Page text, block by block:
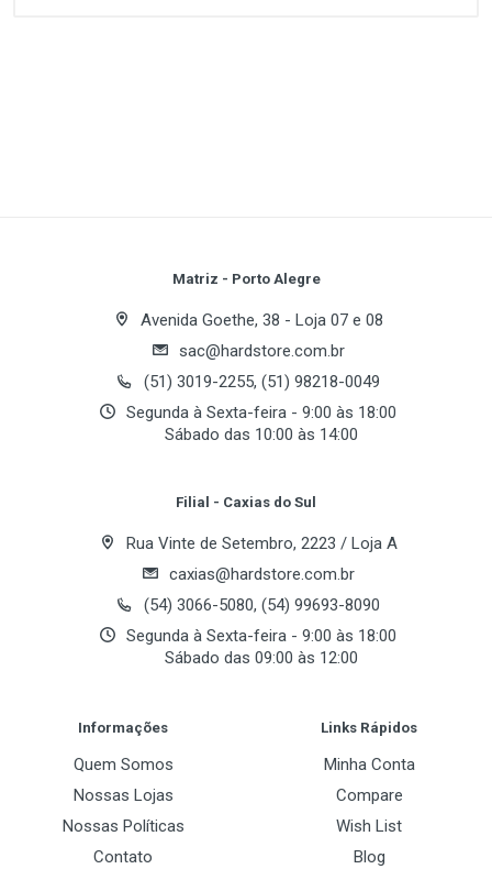
Your Name
Email Address
Matriz - Porto Alegre
Avenida Goethe, 38 - Loja 07 e 08
sac@hardstore.com.br
(51) 3019-2255, (51) 98218-0049
Segunda à Sexta-feira - 9:00 às 18:00
Sábado das 10:00 às 14:00
Filial - Caxias do Sul
Rua Vinte de Setembro, 2223 / Loja A
caxias@hardstore.com.br
(54) 3066-5080, (54) 99693-8090
Segunda à Sexta-feira - 9:00 às 18:00
Sábado das 09:00 às 12:00
Informações
Quem Somos
Nossas Lojas
Nossas Políticas
Contato
Links Rápidos
Minha Conta
Compare
Wish List
Blog